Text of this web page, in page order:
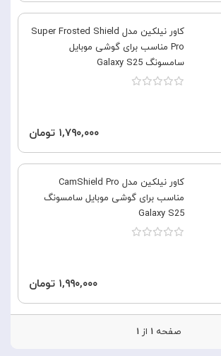
کاور نیلکین مدل Super Frosted Shield
Pro مناسب برای گوشی موبایل
سامسونگ Galaxy S25
۱,۷۹۰,۰۰۰ تومان
کاور نیلکین مدل CamShield Pro
مناسب برای گوشی موبایل سامسونگ
Galaxy S25
۱,۹۹۰,۰۰۰ تومان
صفحه۱ از۱